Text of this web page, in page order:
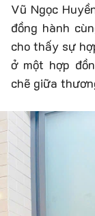
Vũ Ngọc
đồng hành
cho thấy sự
ở một hợp
chẽ giữa